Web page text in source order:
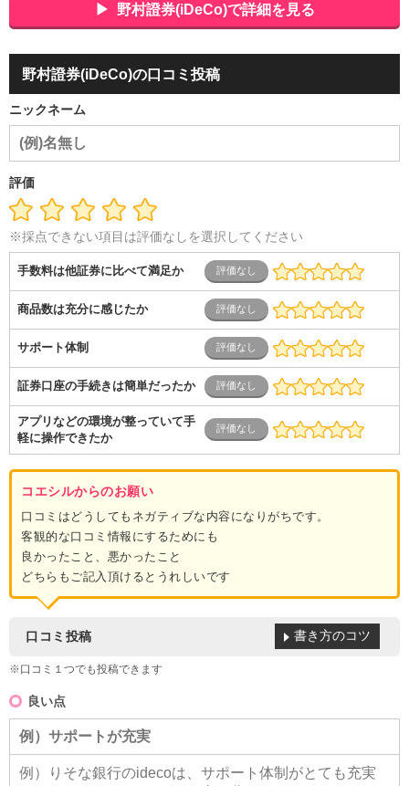
広告・マスコミ
接客・小売・流通・外食・食
品
アミューズメント・エンターテイメント・ゲーム関連
美
ダル・葬祭
メディア職
クリエイティブ・デザイン・映像・
音響
芸能・イベント・コンパニオン
ム開発・SE・インフラ）
導体・制御）
警備・交通・建築・土木技術職
医療・福祉・
介護
その他
ス
士業・コンサルティング 金融・商社
不動産・保険・サ
ービス
専業主婦（夫）
営業
野村證券(iDeCo)で詳細を見る
野村證券(iDeCo)の口コミ投稿
ニックネーム
評価
※採点できない項目は評価なしを選択してください
手数料は他証券に比べて満足か
商品数は充分に感じたか
サポート体制
証券口座の手続きは簡単だったか
アプリなどの環境が整っていて手
軽に操作できたか
コエシルからのお願い
口コミはどうしてもネガティブな内容になりがちです。
客観的な口コミ情報にするためにも
良かったこと、悪かったこと
どちらもご記入頂けるとうれしいです
口コミ投稿
※口コミ１つでも投稿できます
書き方のコツ
良い点